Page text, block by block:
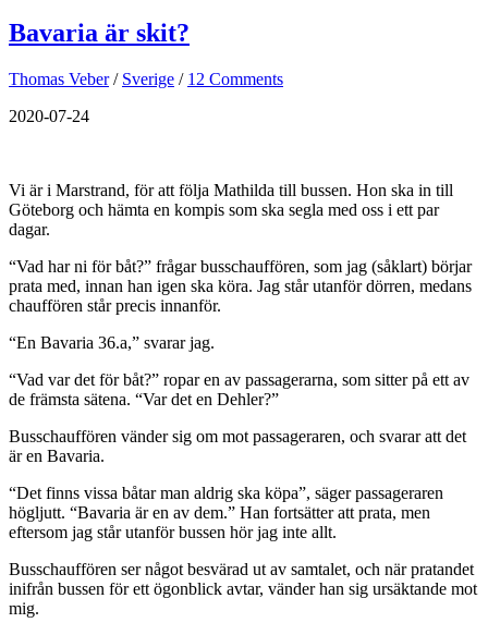
Bavaria är skit?
Thomas Veber / Sverige / 12 Comments
2020-07-24
Vi är i Marstrand, för att följa Mathilda till bussen. Hon ska in till
Göteborg och hämta en kompis som ska segla med oss i ett par
dagar.
“Vad har ni för båt?” frågar busschauffören, som jag (såklart) börjar
prata med, innan han igen ska köra. Jag står utanför dörren, medans
chauffören står precis innanför.
“En Bavaria 36.a,” svarar jag.
“Vad var det för båt?” ropar en av passagerarna, som sitter på ett av
de främsta sätena. “Var det en Dehler?”
Busschauffören vänder sig om mot passageraren, och svarar att det
är en Bavaria.
“Det finns vissa båtar man aldrig ska köpa”, säger passageraren
högljutt. “Bavaria är en av dem.” Han fortsätter att prata, men
eftersom jag står utanför bussen hör jag inte allt.
Busschauffören ser något besvärad ut av samtalet, och när pratandet
inifrån bussen för ett ögonblick avtar, vänder han sig ursäktande mot
mig.